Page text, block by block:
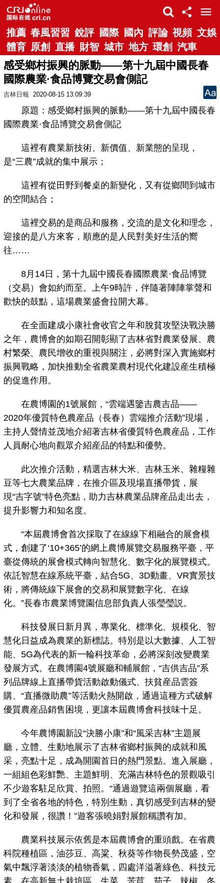
推薦 春風習習 銳評 國際 國內 評論 視頻 文娛
體育 原創 直播 財智 城市 地方 環創 汽車
感受鄉村振興的脈動——第十九屆中國長春
國際農業·食品博覽交易會側記
吉林日報 2020-08-15 13:09:39
原題：感受鄉村振興的脈動——第十九屆中國長春
國際農業·食品博覽交易會側記
這裡有農業新技術、新價值、新業態的呈現，
是“三農”成就的集中展示；
這裡有從田野到餐桌的新變化，又有從鄉間到城市
的空間結合；
這裡交易的是商品和服務，交流的是文化和理念，
迎接的是八方來客，順應的是人民對美好生活的嚮
往……
8月14日，第十九屆中國長春國際農業·食品博覽
（交易）會如約而至。上午9時許，伴隨著陣陣掌聲和
歡快的鼓點，這場農業盛會拉開大幕。
在全面建成小康社會收官之年和脫貧攻堅決戰決勝
之年，農博會的如期召開彰顯了吉林省對農業發展、農
村繁榮、農民增收的重視與關注，必將對深入實施鄉村
振興戰略，加快推動全省農業農村現代化建設産生積極
的促進作用。
在農博園的1號展館，“雲端遇鑒吉農吉品——
2020年優質特色農産品（長春）雲端推介活動”現場，
主持人聲情並茂地介紹著吉林省優質特色農産品，工作
人員耐心地向觀眾介紹産品的特點和優勢。
此次推介活動，精選吉林大米、吉林玉米、雜糧雜
豆等七大農業品牌，在推介區及現場直播帶貨，展
現“吉字號”特色亮點，助力吉林農業品牌産品走出去，
提升影響力和知名度。
“本屆農博會首次採取了在線線下相融合的展會模
式，創建了‘10+365’的網上農博展覽交易服務平臺，平
臺從傳統的展會模式轉向智慧化、數字化的展覽模式。
依託智慧在線系統平臺，結合5G、3D動畫、VR實景技
術，將傳統線下展會的交易和展覽數字化、在線
化。”長春市農業博覽園信息部負責人張瑩瑩説。
科技發展日新月異，專業化、標準化、規模化、智
慧化日益成為農業的新標誌。特別是以大數據、人工智
能、5G為代表的新一輪科技革命，必將深刻改變農業
發展方式。在農博園4號展廳和輔展館，“吉供吉品”系
列品牌線上直播帶貨活動啟動儀式、扶貧産品雲簽
購、“直播微助農”等活動火熱開啟，通過這種方式破解
優質農産品銷售困境，更讓本屆農博會科技味十足。
今年農博園新設“決勝小康”和“風采吉林”主題展
廳，立體、生動地展示了吉林省鄉村振興的成就和風
采，亮點十足，成為開園首日的熱門景點。進入展廳，
一組組色彩鮮艷、主題鮮明、充滿吉林特色的景觀吸引
不少遊客駐足欣賞、拍照。“通過遊覽這兩個展廳，看
到了全省各地的特色，特別生動，真切感受到吉林的變
化和發展，很讚！”遊客張曉娟對展館稱讚有加。
農業科技展示依舊是本屆農博會的重頭戲。在省農
科院種植區，油莎豆、高粱、秋葵等作物長勢茂盛，空
氣中飄浮著淡淡的植物香氣，四處洋溢著綠色、科技元